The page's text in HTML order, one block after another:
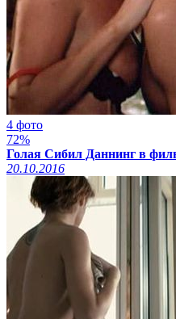
4 фото
72%
Голая Сибил Даннинг в
20.10.2016